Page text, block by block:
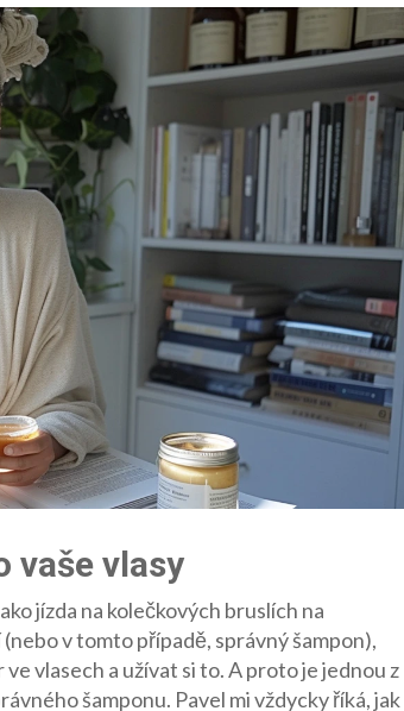
vaše vlasy
jízda na kolečkových bruslích na
v tomto případě, správný šampon),
vlasech a užívat si to. A proto je jednou z
šamponu. Pavel mi vždycky říká, jak